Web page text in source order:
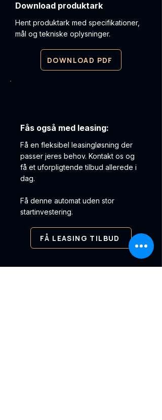
Download produktark
Hent produktark med specifikationer,
mål og tekniske oplysninger.
DOWNLOAD PDF
Fås også med leasing:
Få en fleksibel leasingløsning der
passer jeres behov. Kontakt os og
få et uforpligtende tilbud allerede i
dag.
Få denne automat uden stor
startinvestering.
FÅ LEASING TILBUD